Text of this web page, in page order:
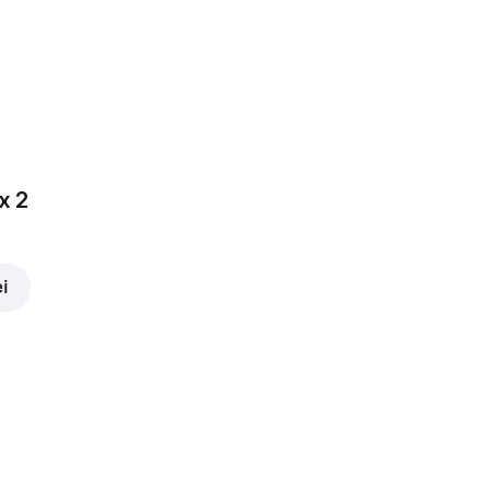
2